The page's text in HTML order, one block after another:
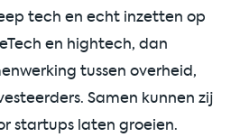
tech en echt inzetten op
en hightech, dan
tussen overheid,
Samen kunnen zij
startups laten groeien.